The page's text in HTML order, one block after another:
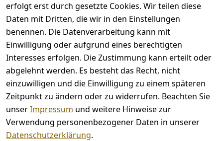
erfolgt erst durch gesetzte Cookies. Wir teilen diese
Daten mit Dritten, die wir in den Einstellungen
benennen. Die Datenverarbeitung kann mit
Einwilligung oder aufgrund eines berechtigten
Interesses erfolgen. Die Zustimmung kann erteilt oder
abgelehnt werden. Es besteht das Recht, nicht
einzuwilligen und die Einwilligung zu einem späteren
Zeitpunkt zu ändern oder zu widerrufen. Beachten Sie
unserImpressum und weitere Hinweise zur
Verwendung personenbezogener Daten in unserer
Datenschutzerklärung.
Rechtliches
AGB
Impressum
Datenschutze
rklärung
Barrierefreihe
itserklärung
Widerrufsrec
ht
Kontakt
Kontakt
Registrieren